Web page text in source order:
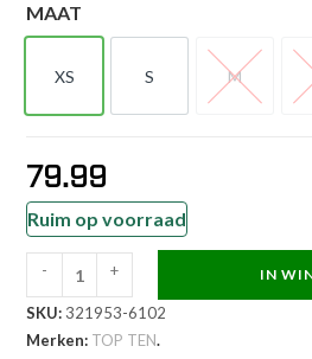
MAAT
XS
XS
S
S
M
M
79.99
Ruim op voorraad
TEN
Scheen-
- + IN
SKU: 321953-6102
Merken: TOP TEN.